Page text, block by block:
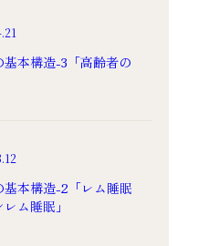
基本構造-3「高齢者の
基本構造-2「レム睡眠
ム睡眠」